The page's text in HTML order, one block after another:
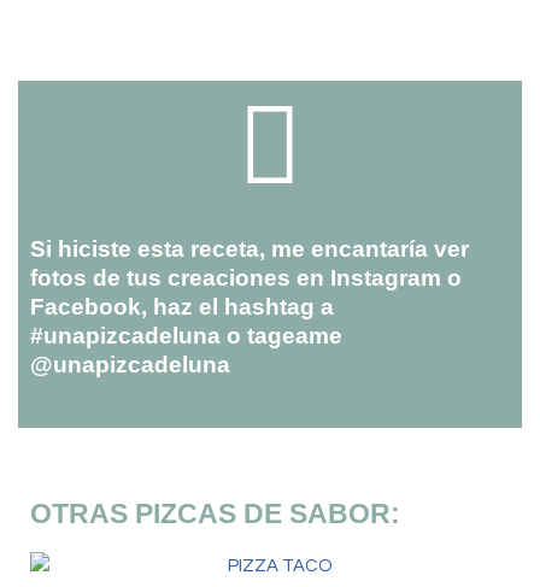
Si hiciste esta receta, me encantaría ver
fotos de tus creaciones en Instagram o
Facebook, haz el hashtag a
#unapizcadeluna o tageame
@unapizcadeluna
OTRAS PIZCAS DE SABOR: